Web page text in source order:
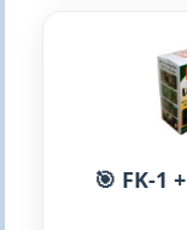
🎯 FK-1